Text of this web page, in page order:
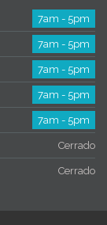
7am - 5pm
7am - 5pm
7am - 5pm
7am - 5pm
7am - 5pm
Cerrado
Cerrado